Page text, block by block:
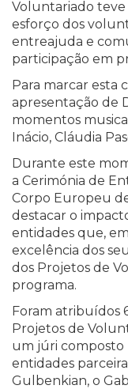
Voluntariado
esforço dos
entreajuda e
participação em
Para marcar esta
apresentação de
momentos
Inácio, Cláudia
Durante este
a Cerimónia de
Corpo Europeu
destacar o
entidades que,
excelência dos
dos Projetos de
programa.
Foram atribuídos
Projetos de
um júri composto
entidades
Gulbenkian, o